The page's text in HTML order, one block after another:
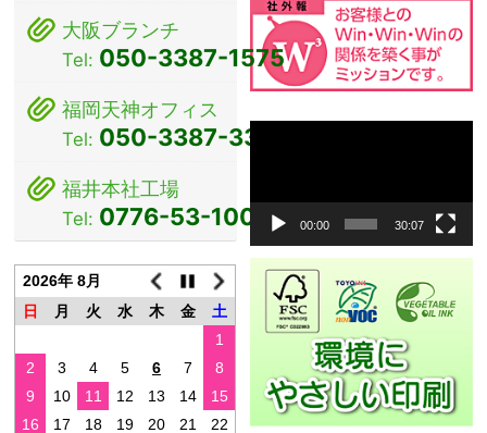
大阪ブランチ
Tel: 050-3387-1575
福岡天神オフィス
Tel: 050-3387-3381
福井本社工場
Tel: 0776-53-1000
2026年 8月
日
月 火 水 木 金
土
1
2
3 4 5 6 7
8
9
10 11 12 13 14
15
16
17 18 19 20 21
22
動
レ
ー
ヤ
00:00 30:07